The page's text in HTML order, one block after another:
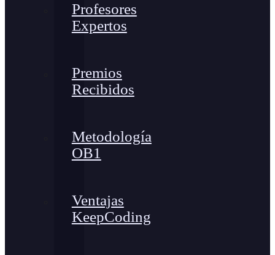
Profesores
Expertos
Premios
Recibidos
Metodología
OB1
Ventajas
KeepCoding